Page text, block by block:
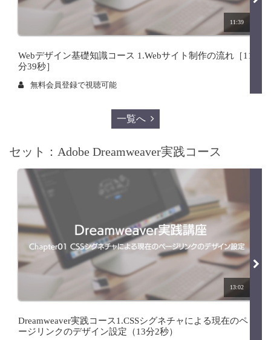
11:39
Webデザイン基礎知識コース 1.Webサイト制作の流れ［11
分39秒］
無料会員登録で視聴可能
一覧へ
セット：Adobe Dreamweaver実践コース
13:02
Dreamweaver実践コース1.CSSシグネチャによる現在のペ
ージリンクのデザイン設定（13分2秒）